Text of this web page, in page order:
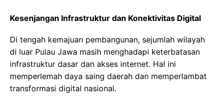
Kesenjangan Infrastruktur dan Konektivitas Digital
Di tengah kemajuan pembangunan, sejumlah wilayah
di luar Pulau Jawa masih menghadapi keterbatasan
infrastruktur dasar dan akses internet. Hal ini
memperlemah daya saing daerah dan memperlambat
transformasi digital nasional.